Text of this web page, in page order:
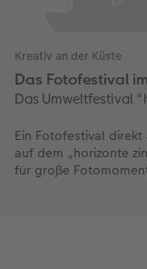
Kreativ an der Küste
Das Fotofestival
Das Umweltfestival
Ein Fotofestival direkt
auf dem „horizonte
für große